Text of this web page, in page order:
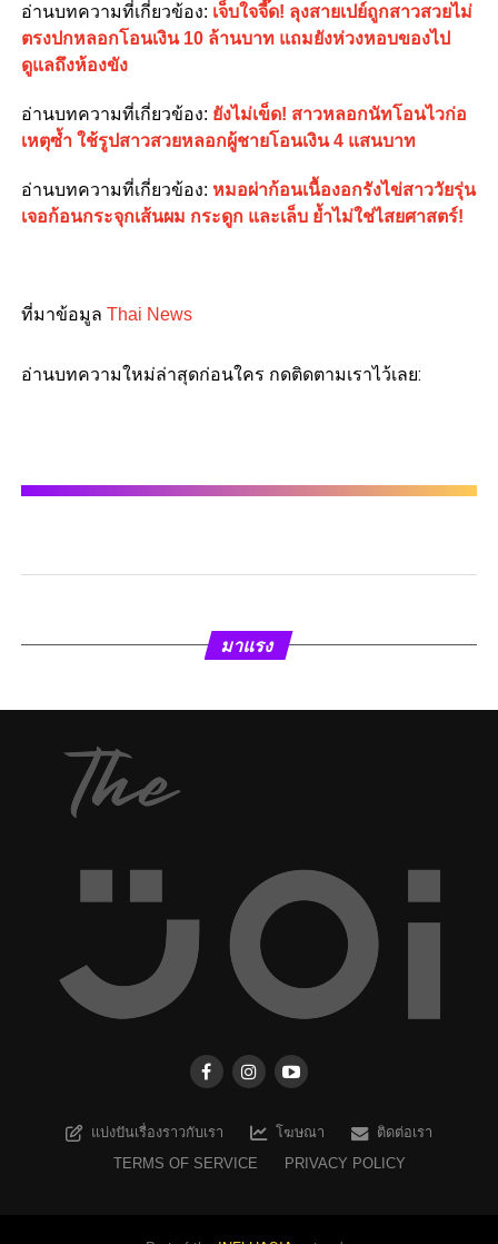
อ่านบทความที่เกี่ยวข้อง: เจ็บใจจี๊ด! ลุงสายเปย์ถูกสาวสวยไม่
ตรงปกหลอกโอนเงิน 10 ล้านบาท แถมยังห่วงหอบของไป
ดูแลถึงห้องขัง
อ่านบทความที่เกี่ยวข้อง: ยังไม่เข็ด! สาวหลอกนัทโอนไวก่อ
เหตุซ้ำ ใช้รูปสาวสวยหลอกผู้ชายโอนเงิน 4 แสนบาท
อ่านบทความที่เกี่ยวข้อง: หมอผ่าก้อนเนื้องอกรังไข่สาววัยรุ่น
เจอก้อนกระจุกเส้นผม กระดูก และเล็บ ย้ำไม่ใช่ไสยศาสตร์!
ที่มาข้อมูล Thai News
อ่านบทความใหม่ล่าสุดก่อนใคร กดติดตามเราไว้เลย:
มาแรง
แบ่งปันเรื่องราวกับเรา โฆษณา
ติดต่อเรา
TERMS OF SERVICE
PRIVACY POLICY